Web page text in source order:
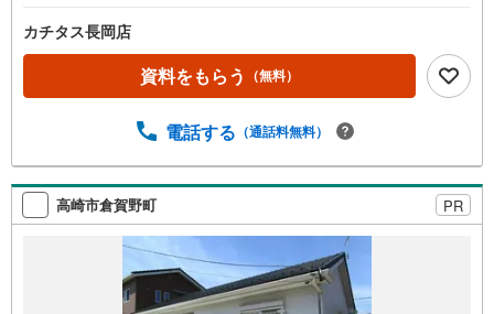
カチタス長岡店
資料をもらう （無料）
電話する （通話料無料）
高崎市倉賀野町 PR